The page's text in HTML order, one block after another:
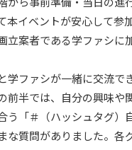
本イベントが安心して参
立案者である学ファシに
学ファシが一緒に交流で
前半では、自分の興味や
う「＃（ハッシュタグ）
な質問がありました。各